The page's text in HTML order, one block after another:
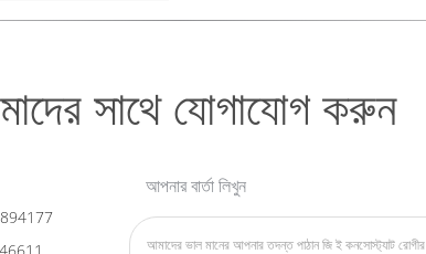
সাথে যোগাযোগ করুন
আপনার বার্তা লিখুন